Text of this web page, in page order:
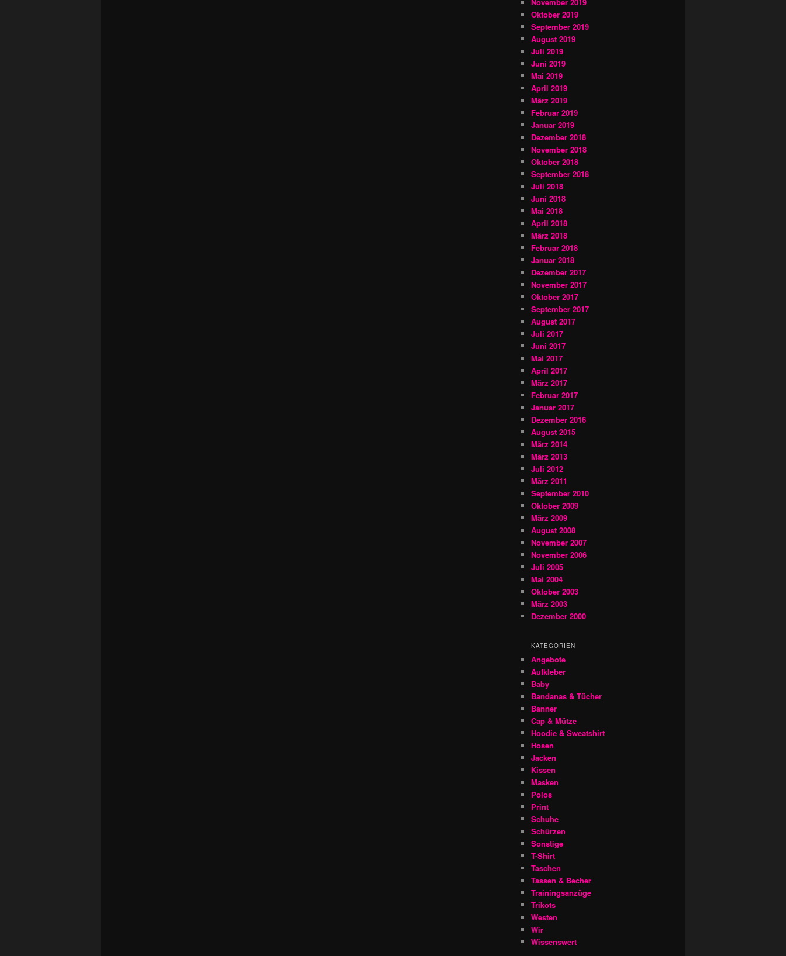
Oktober 2019
September 2019
August 2019
Juli 2019
Juni 2019
Mai 2019
April 2019
März 2019
Februar 2019
Januar 2019
Dezember 2018
November 2018
Oktober 2018
September 2018
Juli 2018
Juni 2018
Mai 2018
April 2018
März 2018
Februar 2018
Januar 2018
Dezember 2017
November 2017
Oktober 2017
September 2017
August 2017
Juli 2017
Juni 2017
Mai 2017
April 2017
März 2017
Februar 2017
Januar 2017
Dezember 2016
August 2015
März 2014
März 2013
Juli 2012
März 2011
September 2010
Oktober 2009
März 2009
August 2008
November 2007
November 2006
Juli 2005
Mai 2004
Oktober 2003
März 2003
Dezember 2000
KATEGORIEN
Angebote
Aufkleber
Baby
Bandanas & Tücher
Banner
Cap & Mütze
Hoodie & Sweatshirt
Hosen
Jacken
Kissen
Masken
Polos
Print
Schuhe
Schürzen
Sonstige
T-Shirt
Taschen
Tassen & Becher
Trainingsanzüge
Trikots
Westen
Wir
Wissenswert